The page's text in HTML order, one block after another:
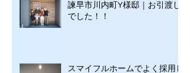
諫早市川内町Y様邸｜お引渡し
でした！！
スマイフルホームでよく採用し